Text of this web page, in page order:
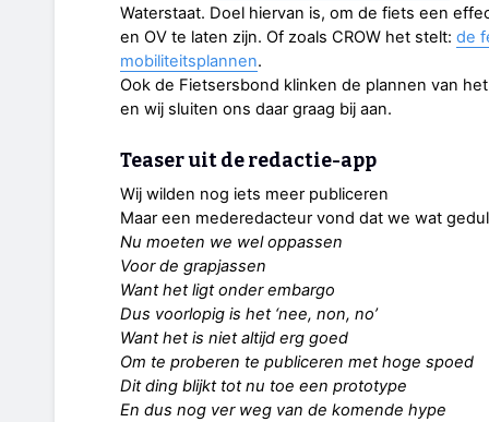
Waterstaat. Doel hiervan is, om de fiets een
en OV te laten zijn. Of zoals CROW het stelt: de
mobiliteitsplannen.
Ook de Fietsersbond klinken de plannen van
en wij sluiten ons daar graag bij aan.
Teaser uit de redactie-app
Wij wilden nog iets meer publiceren
Maar een mederedacteur vond dat we wat
Nu moeten we wel oppassen
Voor de grapjassen
Want het ligt onder embargo
Dus voorlopig is het ‘nee, non, no’
Want het is niet altijd erg goed
Om te proberen te publiceren met hoge spoed
Dit ding blijkt tot nu toe een prototype
En dus nog ver weg van de komende hype